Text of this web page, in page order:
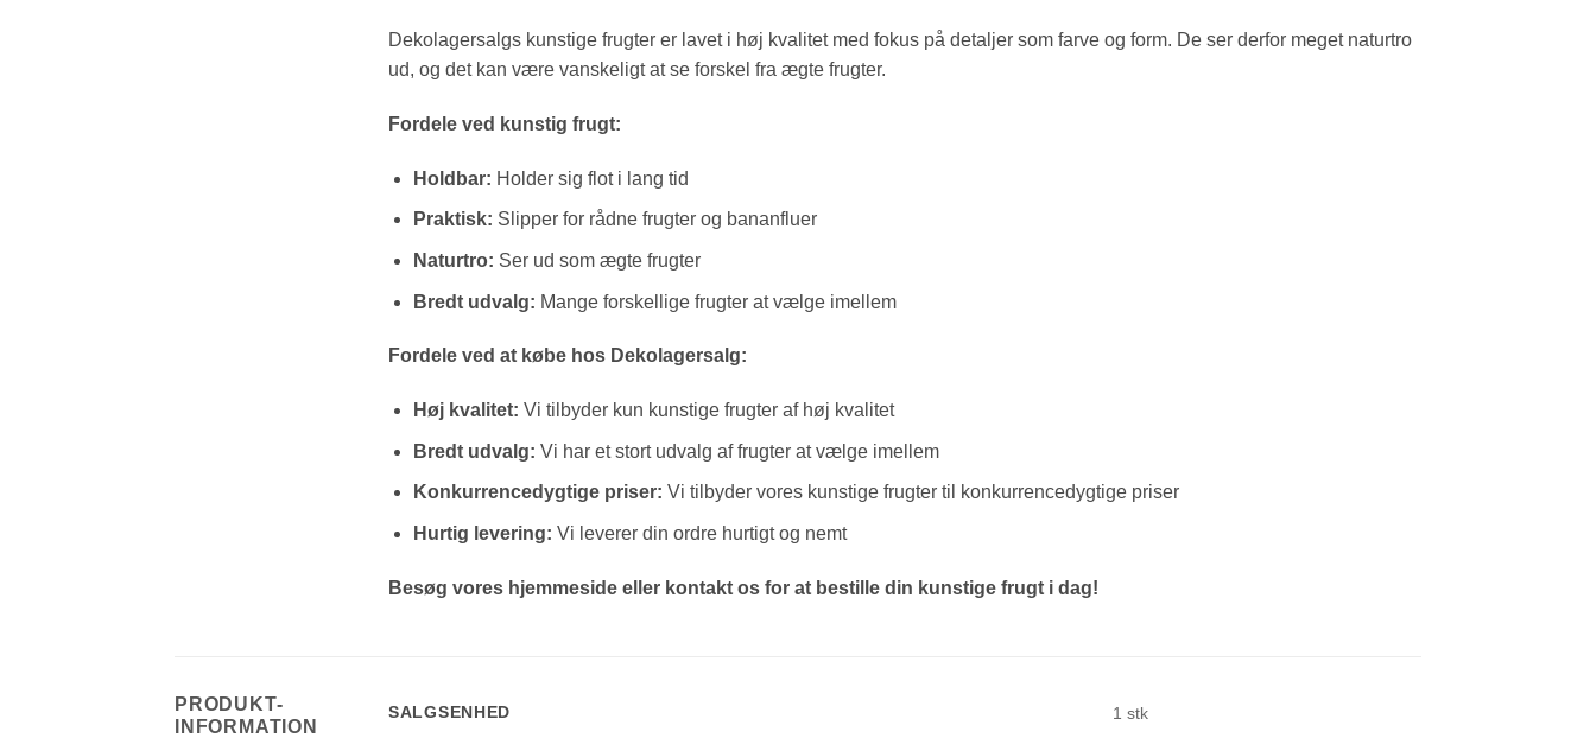
Dekolagersalgs kunstige frugter er lavet i høj kvalitet med fokus på detaljer som farve og form. De ser derfor meget naturtro
ud, og det kan være vanskeligt at se forskel fra ægte frugter.
Fordele ved kunstig frugt:
Holdbar: Holder sig flot i lang tid
Praktisk: Slipper for rådne frugter og bananfluer
Naturtro: Ser ud som ægte frugter
Bredt udvalg: Mange forskellige frugter at vælge imellem
Fordele ved at købe hos Dekolagersalg:
Høj kvalitet: Vi tilbyder kun kunstige frugter af høj kvalitet
Bredt udvalg: Vi har et stort udvalg af frugter at vælge imellem
Konkurrencedygtige priser: Vi tilbyder vores kunstige frugter til konkurrencedygtige priser
Hurtig levering: Vi leverer din ordre hurtigt og nemt
Besøg vores hjemmeside eller kontakt os for at bestille din kunstige frugt i dag!
PRODUKT-
INFORMATION
SALGSENHED 1 stk